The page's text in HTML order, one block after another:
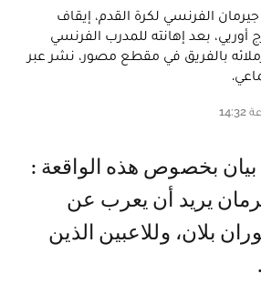
الفرنسي لكرة القدم، إيقاف
أوريي، بعد إهانته للمدرب الفرنسي
بالفريق في مقطع مصور، نشر عبر
يريد أن يعرب عن
بلان، وللاعبين الذين